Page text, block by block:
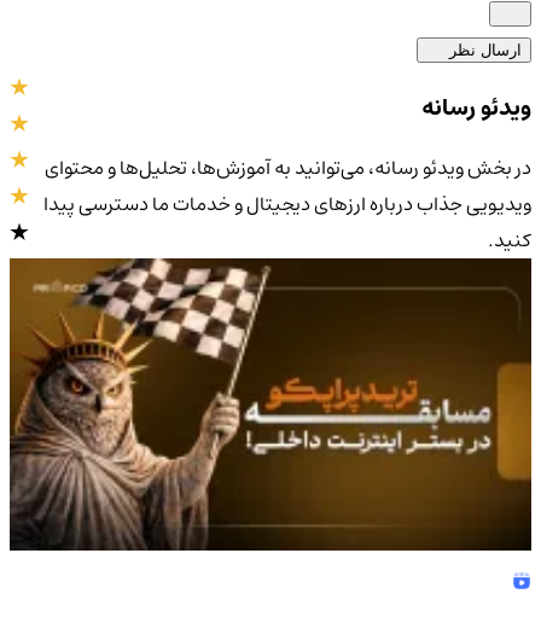
ارسال نظر
4.0/5
ویدئو رسانه
در بخش ویدئو رسانه، می‌توانید به آموزش‌ها، تحلیل‌ها و محتوای
ویدیویی جذاب درباره ارزهای دیجیتال و خدمات ما دسترسی پیدا
کنید.